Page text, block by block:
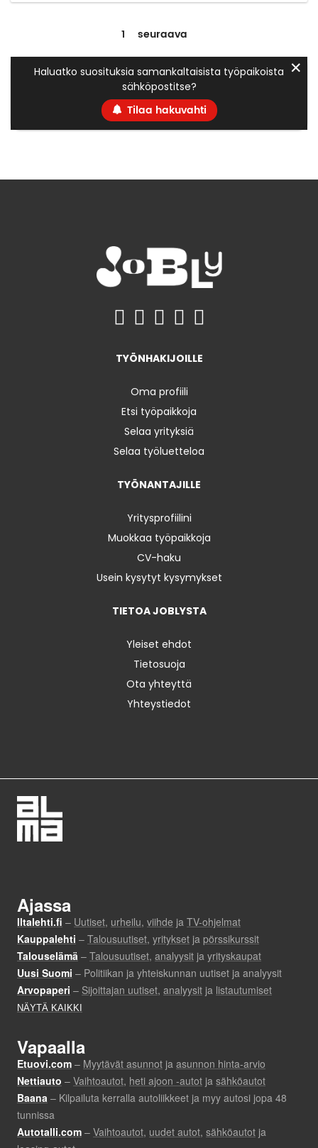
1 seuraava
Haluatko suosituksia samankaltaisista työpaikoista
sähköpostitse?
Tilaa hakuvahti
✕
TYÖNHAKIJOILLE
Oma profiili
Etsi työpaikkoja
Selaa yrityksiä
Selaa työluetteloa
TYÖNANTAJILLE
Yritysprofiilini
Muokkaa työpaikkoja
CV-haku
Usein kysytyt kysymykset
TIETOA JOBLYSTA
Yleiset ehdot
Tietosuoja
Ota yhteyttä
Yhteystiedot